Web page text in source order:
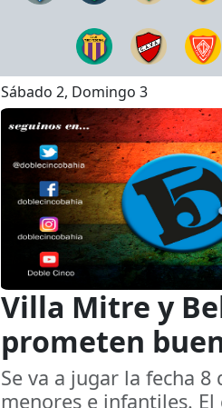
Sábado 2, Domingo 3
Villa Mitre y
prometen
Se va a jugar la fecha
menores e infantiles.